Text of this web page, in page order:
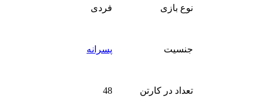
نوع بازی فردی
جنسیت پسرانه
تعداد در کارتن 48